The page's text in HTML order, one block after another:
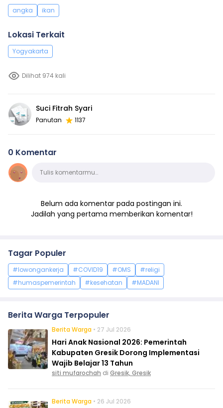
angka ikan
Lokasi Terkait
Yogyakarta
Dilihat 974 kali
Suci Fitrah Syari
Panutan 1137
0 Komentar
KomentarTulis komentarmu…
Belum ada komentar pada postingan ini.
Jadilah yang pertama memberikan komentar!
Tagar Populer
#lowongankerja #COVID19 #OMS
#religi
#humaspemerintah
#kesehatan #MADANI
Berita Warga Terpopuler
Berita Warga • 27 Jul 2026
Hari Anak Nasional 2026: Pemerintah
Kabupaten Gresik Dorong Implementasi
Wajib Belajar 13 Tahun
siti mufarochah di Gresik, Gresik
Berita Warga • 26 Jul 2026